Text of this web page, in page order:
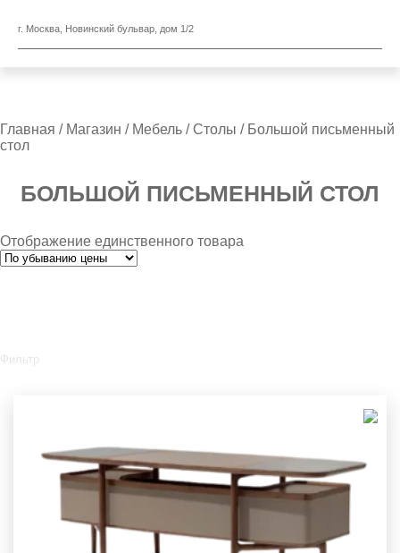
г. Москва, Новинский бульвар, дом 1/2
Главная / Магазин / Мебель /Столы / Большой письменный
стол
БОЛЬШОЙ ПИСЬМЕННЫЙ СТОЛ
Отображение единственного товара
Фильтр